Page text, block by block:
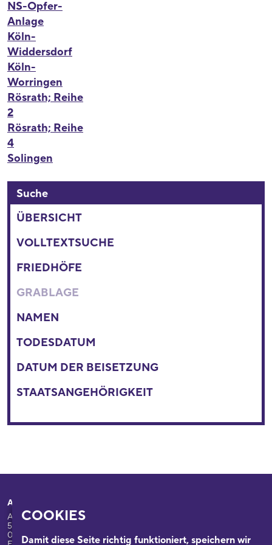
COOKIES
Damit diese Seite richtig funktioniert, speichern wir
NS-Opfer-
Anlage
Köln-
Widdersdorf
Köln-
Worringen
Rösrath; Reihe
2
Rösrath; Reihe
4
Solingen
Suche
ÜBERSICHT
VOLLTEXTSUCHE
FRIEDHÖFE
GRABLAGE
NAMEN
TODESDATUM
DATUM DER BEISETZUNG
STAATSANGEHÖRIGKEIT
Adresse
Appellhofplatz 23-25
50667 Köln
0221/221-26332
Programm